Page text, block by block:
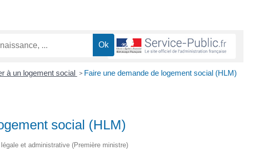
à un logement social > Faire une demande de logement social (HLM)
social (HLM)
et administrative (Première ministre)